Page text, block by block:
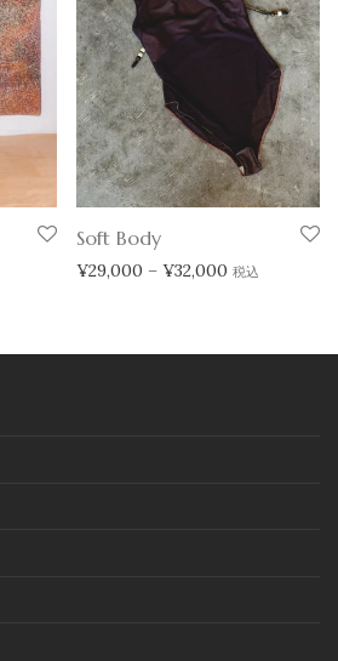
Soft Body
¥29,000 – ¥32,000 価格帯:
税込